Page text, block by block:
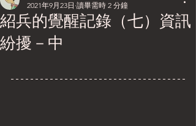
紹兵的覺醒記錄（七）資訊
紛擾－中
2021年9月23日 讀畢需時 2 分鐘